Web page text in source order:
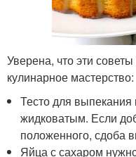
Уверена, что эти
кулинарное мастерство:
Тесто для
жидковатым. Если
положенного, сдоба
Яйца с сахаром